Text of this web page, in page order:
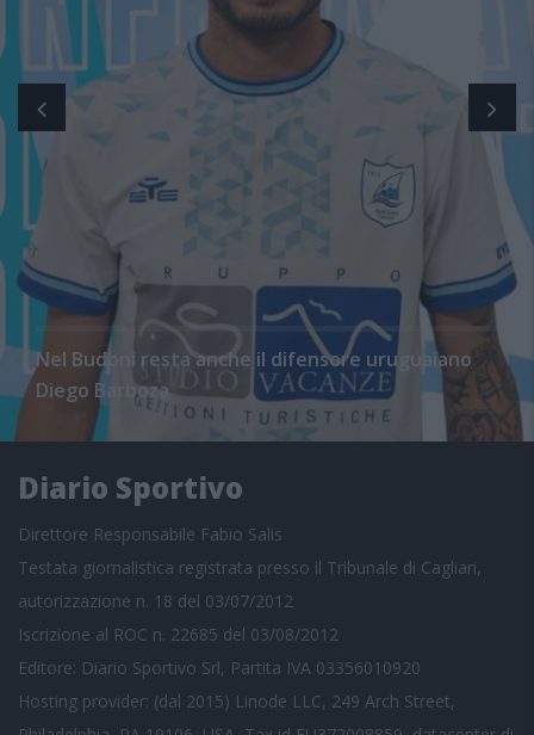
Nel Budoni resta anche il difensore uruguaiano
Diego Barboza
Diario Sportivo
Direttore Responsabile Fabio Salis
Testata giornalistica registrata presso il Tribunale di Cagliari,
autorizzazione n. 18 del 03/07/2012
Iscrizione al ROC n. 22685 del 03/08/2012
Editore: Diario Sportivo Srl, Partita IVA 03356010920
Hosting provider: (dal 2015) Linode LLC, 249 Arch Street,